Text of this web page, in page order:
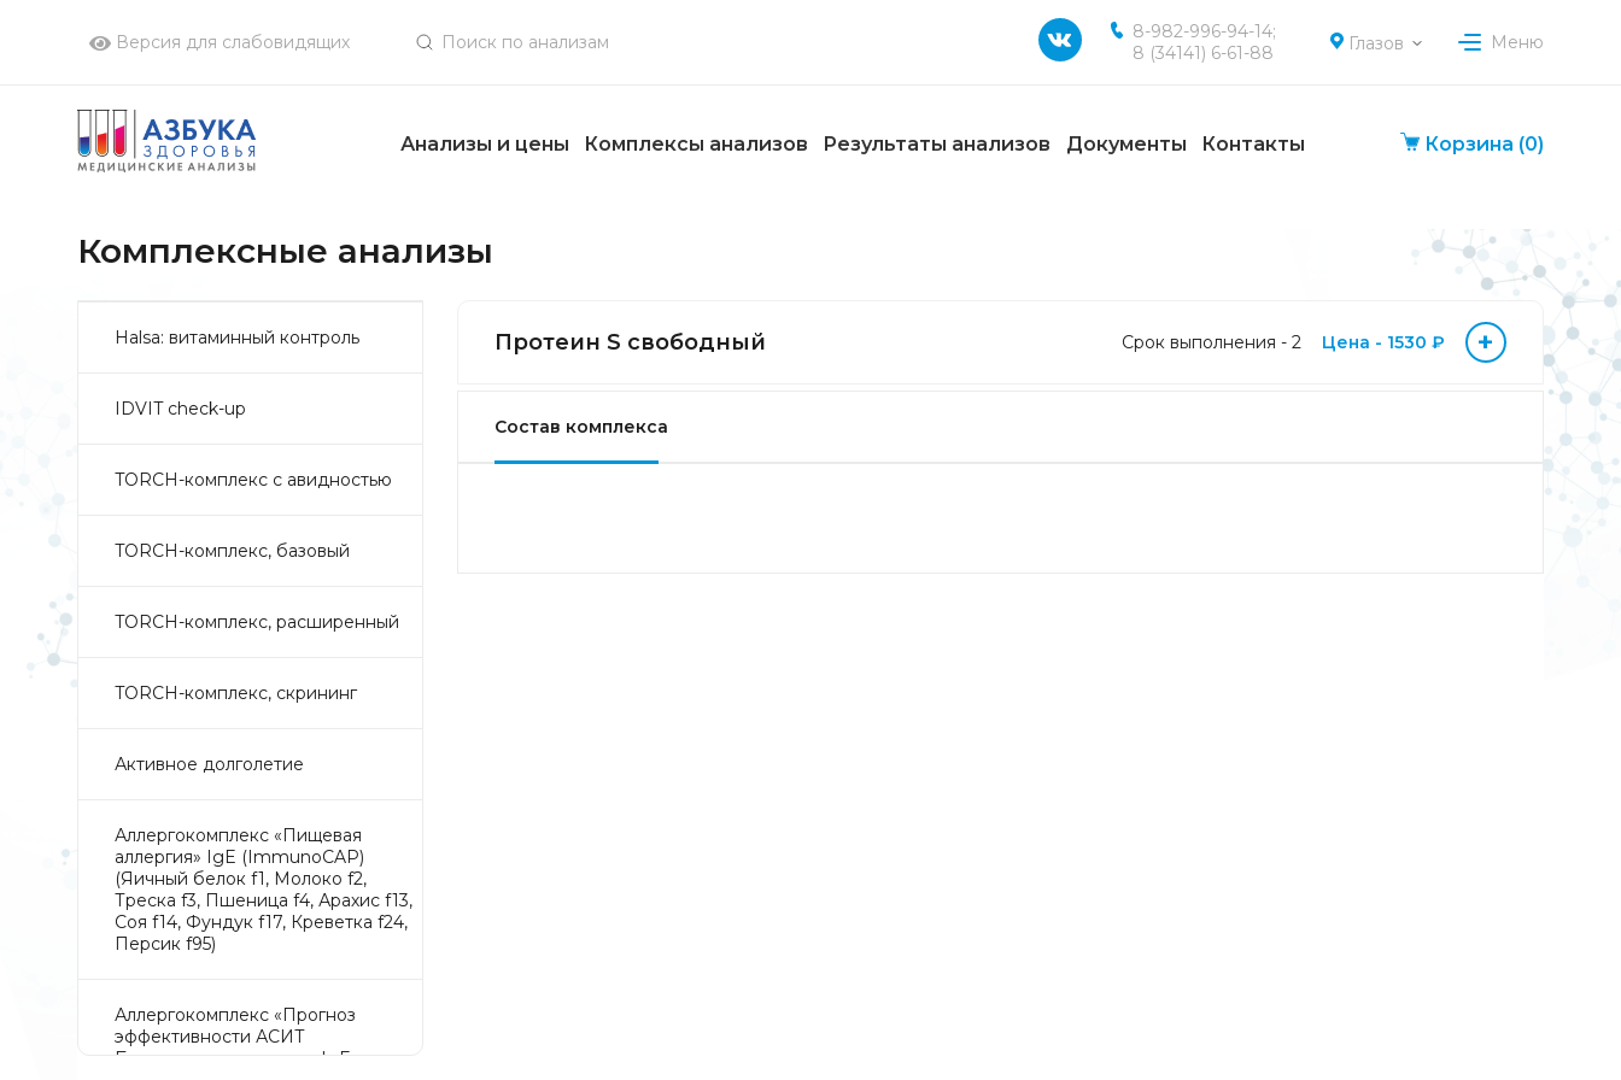
Версия для слабовидящих
8-982-996-94-14;
8 (34141) 6-61-88
Глазов Меню
Анализы и цены Комплексы анализов Результаты анализов Документы Контакты Корзина (0)
Комплексные анализы
Halsa: витаминный контроль
IDVIT check-up
TORCH-комплекс с авидностью
TORCH-комплекс, базовый
TORCH-комплекс, расширенный
TORCH-комплекс, скрининг
Активное долголетие
Аллергокомплекс «Пищевая
аллергия» IgE (ImmunoCAP)
(Яичный белок f1, Молоко f2,
Треска f3, Пшеница f4, Арахис f13,
Соя f14, Фундук f17, Креветка f24,
Персик f95)
Аллергокомплекс «Прогноз
эффективности АСИТ
Букоцветные деревья» IgE
Протеин S свободный Срок выполнения - 2 Цена - 1530 ₽ +
Состав комплекса